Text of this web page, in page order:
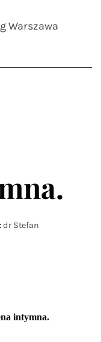
Warszawa
dr Stefan
intymna.